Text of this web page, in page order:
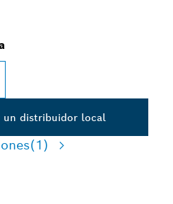
un distribuidor local
(1)